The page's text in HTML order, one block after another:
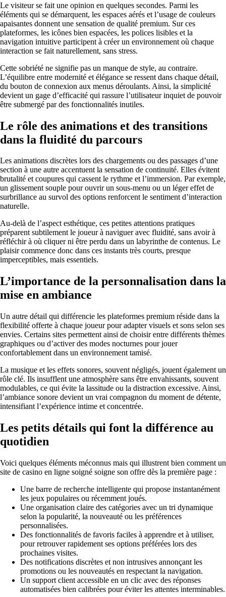
Le visiteur se fait une opinion en quelques secondes. Parmi les
éléments qui se démarquent, les espaces aérés et l’usage de couleurs
apaisantes donnent une sensation de qualité premium. Sur ces
plateformes, les icônes bien espacées, les polices lisibles et la
navigation intuitive participent à créer un environnement où chaque
interaction se fait naturellement, sans stress.
Cette sobriété ne signifie pas un manque de style, au contraire.
L’équilibre entre modernité et élégance se ressent dans chaque détail,
du bouton de connexion aux menus déroulants. Ainsi, la simplicité
devient un gage d’efficacité qui rassure l’utilisateur inquiet de pouvoir
être submergé par des fonctionnalités inutiles.
Le rôle des animations et des transitions
dans la fluidité du parcours
Les animations discrètes lors des chargements ou des passages d’une
section à une autre accentuent la sensation de continuité. Elles évitent
brutalité et coupures qui cassent le rythme et l’immersion. Par exemple,
un glissement souple pour ouvrir un sous-menu ou un léger effet de
surbrillance au survol des options renforcent le sentiment d’interaction
naturelle.
Au-delà de l’aspect esthétique, ces petites attentions pratiques
préparent subtilement le joueur à naviguer avec fluidité, sans avoir à
réfléchir à où cliquer ni être perdu dans un labyrinthe de contenus. Le
plaisir commence donc dans ces instants très courts, presque
imperceptibles, mais essentiels.
L’importance de la personnalisation dans la
mise en ambiance
Un autre détail qui différencie les plateformes premium réside dans la
flexibilité offerte à chaque joueur pour adapter visuels et sons selon ses
envies. Certains sites permettent ainsi de choisir entre différents thèmes
graphiques ou d’activer des modes nocturnes pour jouer
confortablement dans un environnement tamisé.
La musique et les effets sonores, souvent négligés, jouent également un
rôle clé. Ils insufflent une atmosphère sans être envahissants, souvent
modulables, ce qui évite la lassitude ou la distraction excessive. Ainsi,
l’ambiance sonore devient un vrai compagnon du moment de détente,
intensifiant l’expérience intime et concentrée.
Les petits détails qui font la différence au
quotidien
Voici quelques éléments méconnus mais qui illustrent bien comment un
site de casino en ligne soigné soigne son offre dès la première page :
Une barre de recherche intelligente qui propose instantanément
les jeux populaires ou récemment joués.
Une organisation claire des catégories avec un tri dynamique
selon la popularité, la nouveauté ou les préférences
personnalisées.
Des fonctionnalités de favoris faciles à apprendre et à utiliser,
pour retrouver rapidement ses options préférées lors des
prochaines visites.
Des notifications discrètes et non intrusives annonçant les
promotions ou les nouveautés en respectant la navigation.
Un support client accessible en un clic avec des réponses
automatisées bien calibrées pour éviter les attentes interminables.